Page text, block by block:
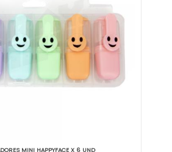
MINI HAPPYFACE X 6 UND